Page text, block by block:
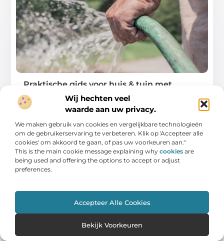
Wij hechten veel
waarde aan uw privacy.
We maken gebruik van cookies en vergelijkbare technologieën
om de gebruikerservaring te verbeteren. Klik op 'Accepteer alle
cookies' om akkoord te gaan, of pas uw voorkeuren aan."
This is the main cookie message explaining why cookies are
being used and offering the options to accept or adjust
preferences.
Accepteer Alle Cookies
Bekijk Voorkeuren
Praktische gids voor huis & tuin met
slimme routines
Een goed georganiseerd huis en een verzorgde tuin
...
WONING EN TUIN